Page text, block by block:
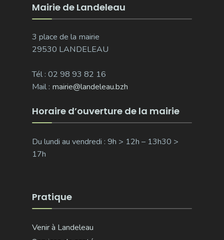
Mairie de Landeleau
3 place de la mairie
29530 LANDELEAU
Tél : 02 98 93 82 16
Mail : mairie@landeleau.bzh
Horaire d’ouverture de la mairie
Du lundi au vendredi : 9h > 12h – 13h30 >
17h
Pratique
Venir à Landeleau